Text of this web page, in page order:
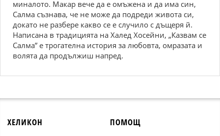
миналото. Макар вече да е омъжена и да има син,
Салма съзнава, че не може да подреди живота си,
докато не разбере какво се е случило с дъщеря й.
Написана в традицията на Халед Хосейни, „Казвам се
Салма” е трогателна история за любовта, омразата и
волята да продължиш напред.
ХЕЛИКОН ПОМОЩ